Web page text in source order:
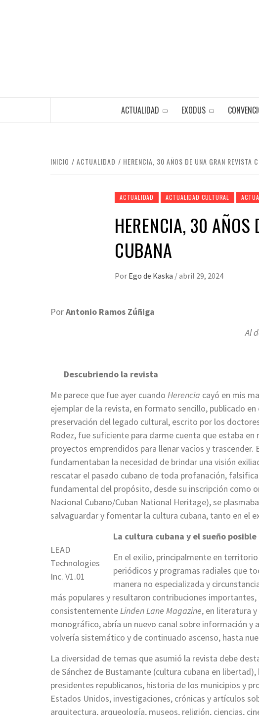
ACTUALIDAD EXODUS
INICIO ACTUALIDAD HERENCIA, 30 AÑOS DE UNA GRAN REVISTA
ACTUALIDAD ACTUALIDAD CULTURAL
HERENCIA, 30 AÑOS
CUBANA
Por Ego de Kaska /abril 29, 2024
PorAntonio Ramos Zúñiga
Al
Descubriendo la revista
Me parece que fue ayer cuando Herencia cayó en mis
ejemplar de la revista, en formato sencillo, publicado
preservación del legado cultural, escrito por los
Rodez, fue suficiente para darme cuenta que estaba
proyectos emprendidos para llenar vacíos y
fundamentaban la necesidad de brindar una visión
rescatar el pasado cubano de toda profanación,
fundamental del propósito, desde su inscripción como
Nacional Cubano/Cuban National Heritage), se
salvaguardar y fomentar la cultura cubana, tanto en el
LEAD
Technologies
Inc. V1.01
La cultura cubana y el sueño posible
En el exilio, principalmente en
periódicos y programas radiales que
manera no especializada y
más populares y resultaron contribuciones
consistentementeLinden Lane Magazine, en literatura
monográfico, abría un nuevo canal sobre información y
volvería sistemático y de continuado ascenso, hasta
La diversidad de temas que asumió la revista debe
de Sánchez de Bustamante (cultura cubana en
presidentes republicanos, historia de los municipios y
Estados Unidos, investigaciones, crónicas y artículos
arquitectura, arqueología, museos, religión, ciencias,